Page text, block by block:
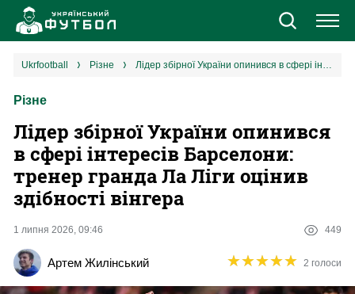
Новини
Єврокубки
УПЛ
ukrfootball різне Лідер збірної України опинився в сфері інтересів Барселони: тренер гранда Ла Ліги оцінив здібності вінгера
Різне
Лідер збірної України опинився
в сфері інтересів Барселони:
тренер гранда Ла Ліги оцінив
здібності вінгера
1 липня 2026, 09:46 449
Артем Жилінський ★★★★★
★★★★★ 2 голоси